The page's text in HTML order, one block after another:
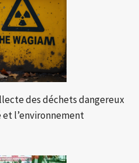
des déchets dangereux
l’environnement